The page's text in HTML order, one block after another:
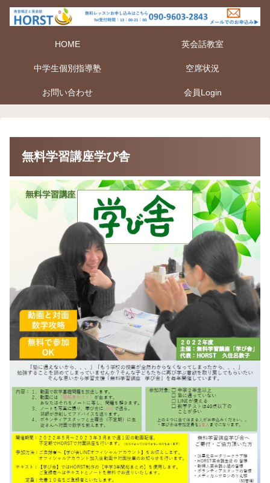
HOME 英会話教室
中学生個別指導塾 空席状況
お問い合わせ 会員Login
無料学習講座学び舎